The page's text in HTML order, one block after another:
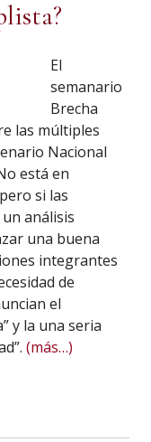
El
semanario
Brecha
las múltiples
Nacional
está en
si las
análisis
una buena
integrantes
de
el
y la una seria
(más…)